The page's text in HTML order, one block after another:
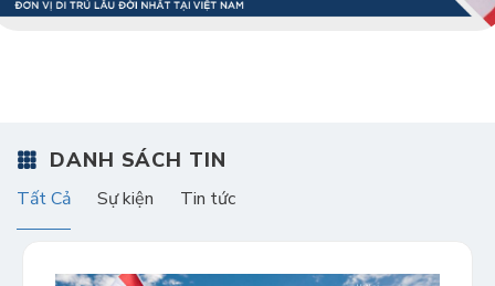
DANH SÁCH TIN
Tất Cả Sự kiện Tin tức